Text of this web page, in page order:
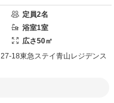
定員2名
浴室1室
広さ50㎡
18東急ステイ青山レジデンス